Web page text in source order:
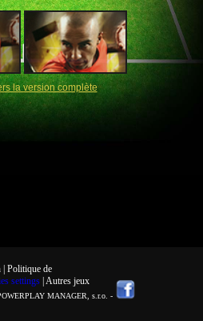
la version complète
Politique de
settings | Autres jeux
MANAGER, s.r.o. -